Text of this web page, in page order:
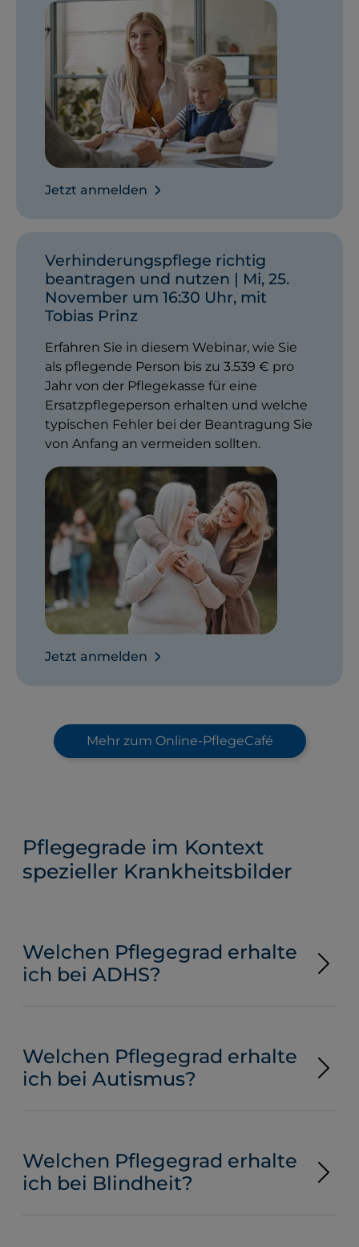
Jetzt anmelden
Verhinderungspflege richtig
beantragen und nutzen | Mi, 25.
November um 16:30 Uhr, mit
Tobias Prinz
Erfahren Sie in diesem Webinar, wie Sie
als pflegende Person bis zu 3.539 € pro
Jahr von der Pflegekasse für eine
Ersatzpflegeperson erhalten und welche
typischen Fehler bei der Beantragung Sie
von Anfang an vermeiden sollten.
Jetzt anmelden
Mehr zum Online-PflegeCafé
Pflegegrade im Kontext
spezieller Krankheitsbilder
Welchen Pflegegrad erhalte
ich bei ADHS?
Welchen Pflegegrad erhalte
ich bei Autismus?
Welchen Pflegegrad erhalte
ich bei Blindheit?